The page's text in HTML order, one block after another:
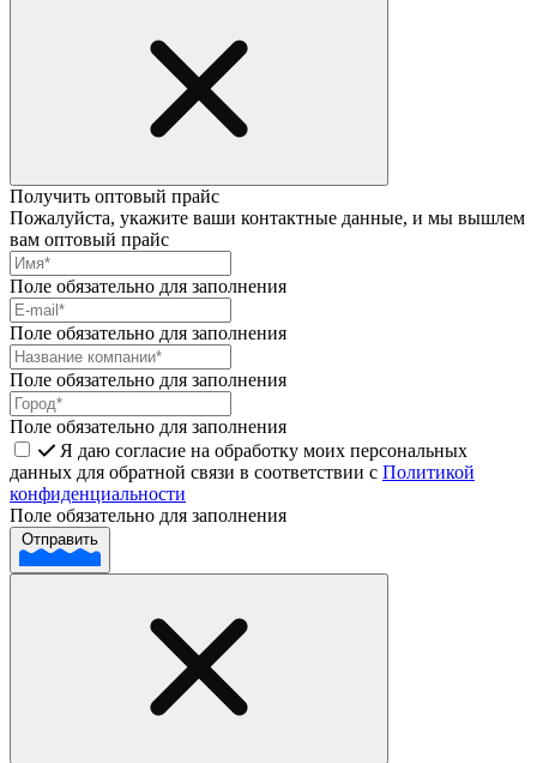
Получить оптовый прайс
Пожалуйста, укажите ваши контактные данные, и мы вышлем
вам оптовый прайс
Поле обязательно для заполнения
Поле обязательно для заполнения
Поле обязательно для заполнения
Поле обязательно для заполнения
Я даю согласие на обработку моих персональных
данных для обратной связи в соответствии с Политикой
конфиденциальности
Поле обязательно для заполнения
Отправить